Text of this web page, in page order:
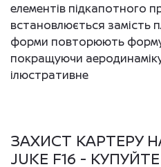
елементів підкапотного
встановлюється замість
форми повторюють
покращуючи
ілюстративне
ЗАХИСТ КАРТЕРУ
JUKE F16 -